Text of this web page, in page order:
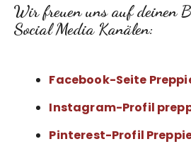
Wir freuen uns auf deinen
Social Media Kanälen:
Facebook-Seite
Instagram-Profil
Pinterest-Profil